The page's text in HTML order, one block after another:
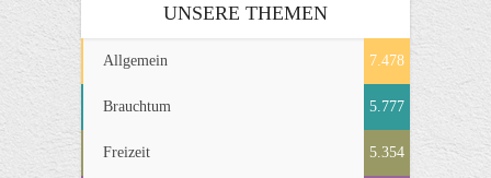
UNSERE THEMEN
Allgemein 7.478
Brauchtum 5.777
Freizeit 5.354